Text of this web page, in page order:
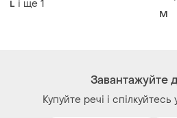
Купуйте речі і спілкуйтесь
Як це